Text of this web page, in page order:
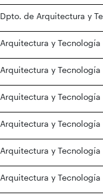
Dpto. de Arquitectura y
Arquitectura y
Arquitectura y
Arquitectura y
Arquitectura y
Arquitectura y
Arquitectura y